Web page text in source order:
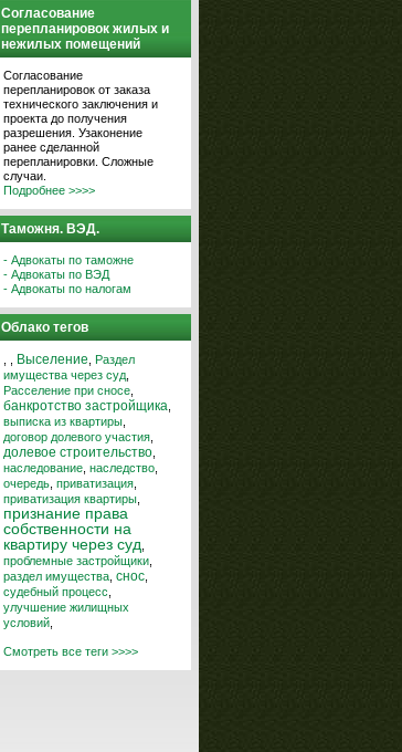
Согласование
перепланировок жилых и
нежилых помещений
Согласование
перепланировок от заказа
технического заключения и
проекта до получения
разрешения. Узаконение
ранее сделанной
перепланировки. Сложные
случаи.
Подробнее >>>>
Таможня. ВЭД.
- Адвокаты по таможне
- Адвокаты по ВЭД
- Адвокаты по налогам
Облако тегов
Выселение Раздел
имущества через суд
Расселение при сносе
банкротство застройщика
выписка из квартиры
договор долевого участия
долевое строительство
наследование наследство
очередь приватизация
приватизация квартиры
признание права
собственности на
квартиру через суд
проблемные застройщики
раздел имущества снос
судебный процесс
улучшение жилищных
условий
Смотреть все теги >>>>